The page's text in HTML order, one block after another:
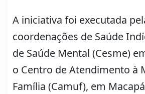
A iniciativa foi executada
coordenações de Saúde
de Saúde Mental (Cesme)
o Centro de Atendimento à
Família (Camuf), em